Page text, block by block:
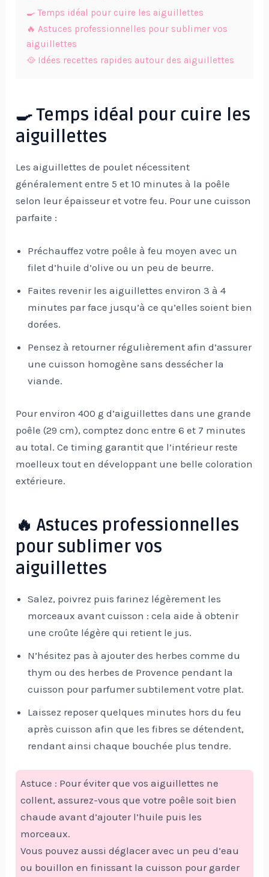
🍳 Temps idéal pour cuire les aiguillettes
🔥 Astuces professionnelles pour sublimer vos
aiguillettes
🥘 Idées recettes rapides autour des aiguillettes
🍳 Temps idéal pour cuire les
aiguillettes
Les aiguillettes de poulet nécessitent
généralement entre 5 et 10 minutes à la poêle
selon leur épaisseur et votre feu. Pour une cuisson
parfaite :
Préchauffez votre poêle à feu moyen avec un
filet d’huile d’olive ou un peu de beurre.
Faites revenir les aiguillettes environ 3 à 4
minutes par face jusqu’à ce qu’elles soient bien
dorées.
Pensez à retourner régulièrement afin d’assurer
une cuisson homogène sans dessécher la
viande.
Pour environ 400 g d’aiguillettes dans une grande
poêle (29 cm), comptez donc entre 6 et 7 minutes
au total. Ce timing garantit que l’intérieur reste
moelleux tout en développant une belle coloration
extérieure.
🔥 Astuces professionnelles
pour sublimer vos
aiguillettes
Salez, poivrez puis farinez légèrement les
morceaux avant cuisson : cela aide à obtenir
une croûte légère qui retient le jus.
N’hésitez pas à ajouter des herbes comme du
thym ou des herbes de Provence pendant la
cuisson pour parfumer subtilement votre plat.
Laissez reposer quelques minutes hors du feu
après cuisson afin que les fibres se détendent,
rendant ainsi chaque bouchée plus tendre.
Astuce : Pour éviter que vos aiguillettes ne
collent, assurez-vous que votre poêle soit bien
chaude avant d’ajouter l’huile puis les
morceaux.
Vous pouvez aussi déglacer avec un peu d’eau
ou bouillon en finissant la cuisson pour garder